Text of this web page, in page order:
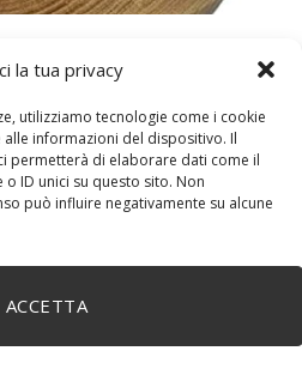
la tua privacy
utilizziamo tecnologie come i cookie
informazioni del dispositivo. Il
permetterà di elaborare dati come il
ID unici su questo sito. Non
può influire negativamente su alcune
ACCETTA
finitura a cera naturale